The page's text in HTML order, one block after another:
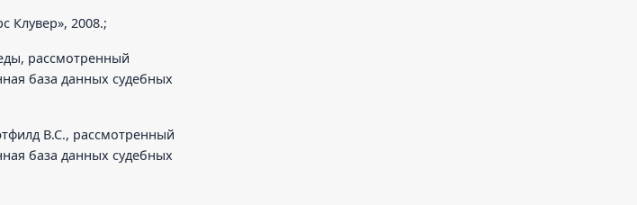
Клувер», 2008.;
рассмотренный
база данных судебных
B.C., рассмотренный
база данных судебных